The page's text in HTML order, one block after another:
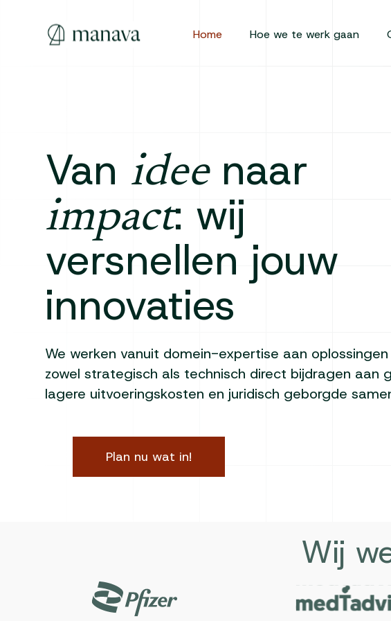
Home Hoe we te werk gaan
Van ideenaar
impact: wij
versnellen jouw
innovaties
We werken vanuit domein-expertise aan
zowel strategisch als technisch direct bijdragen aan
lagere uitvoeringskosten en juridisch geborgde
Plan nu wat in!
Wij